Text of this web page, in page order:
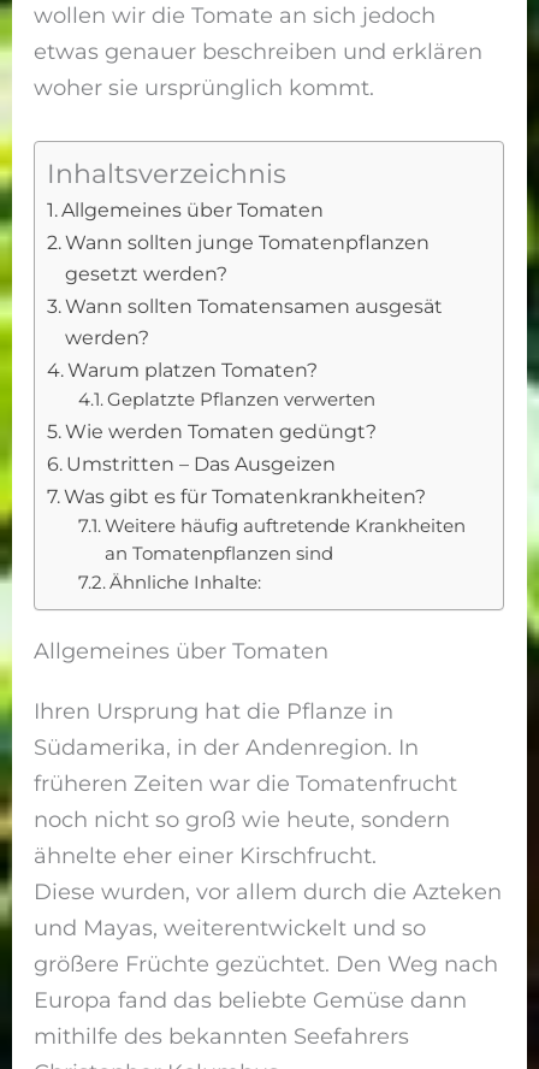
wollen wir die Tomate an sich jedoch
etwas genauer beschreiben und erklären
woher sie ursprünglich kommt.
Inhaltsverzeichnis
Allgemeines über Tomaten
Wann sollten junge Tomatenpflanzen
gesetzt werden?
Wann sollten Tomatensamen ausgesät
werden?
Warum platzen Tomaten?
Geplatzte Pflanzen verwerten
Wie werden Tomaten gedüngt?
Umstritten – Das Ausgeizen
Was gibt es für Tomatenkrankheiten?
Weitere häufig auftretende Krankheiten
an Tomatenpflanzen sind
Ähnliche Inhalte:
Allgemeines über Tomaten
Ihren Ursprung hat die Pflanze in
Südamerika, in der Andenregion. In
früheren Zeiten war die Tomatenfrucht
noch nicht so groß wie heute, sondern
ähnelte eher einer Kirschfrucht.
Diese wurden, vor allem durch die Azteken
und Mayas, weiterentwickelt und so
größere Früchte gezüchtet. Den Weg nach
Europa fand das beliebte Gemüse dann
mithilfe des bekannten Seefahrers